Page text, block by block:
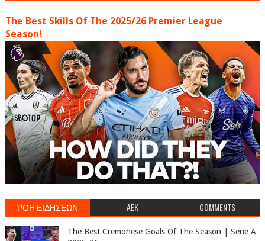
The Best Skills Of The 2025/26 Premier League
Season!
ΡΟΗ ΕΙΔΗΣΕΩΝ AEK COMMENTS
The Best Cremonese Goals Of The Season | Serie A